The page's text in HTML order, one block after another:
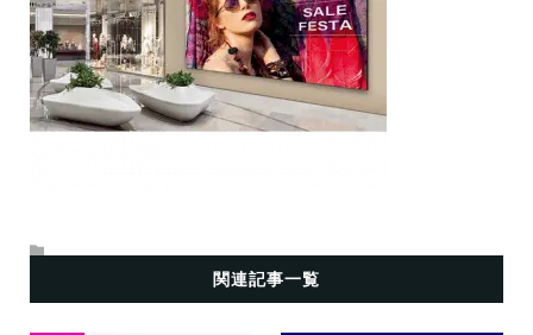
関連記事一覧